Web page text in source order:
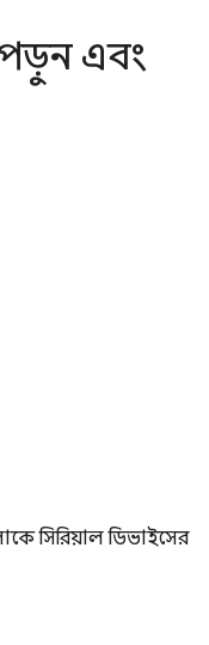
পড়ুন এবং
সিরিয়াল ডিভাইসের